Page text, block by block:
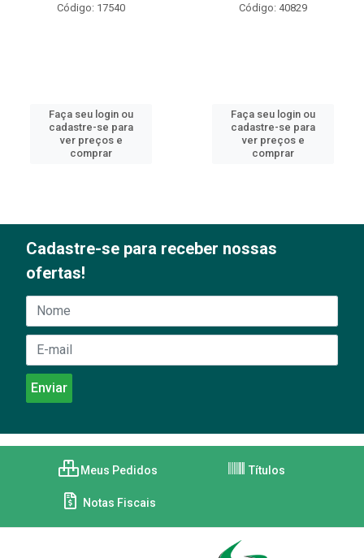
Código: 17540
Faça seu login ou
cadastre-se para
ver preços e
comprar
Código: 40829
Faça seu login ou
cadastre-se para
ver preços e
comprar
Cadastre-se para receber nossas
ofertas!
Meus Pedidos Títulos
Notas Fiscais